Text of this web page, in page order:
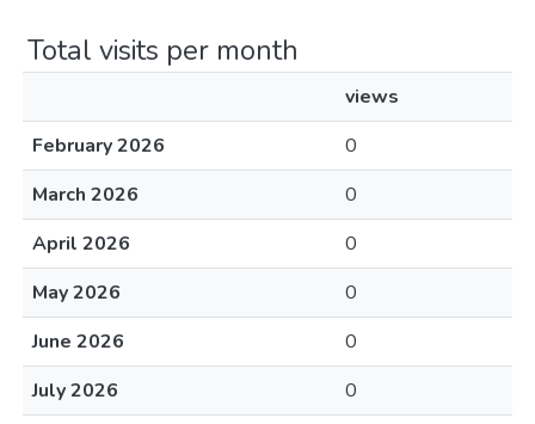
Total visits per month
views
February 2026
0
March 2026
0
April 2026
0
May 2026
0
June 2026
0
July 2026
0